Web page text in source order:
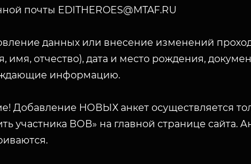
почты EDITHEROES@MTAF.RU
данных или внесение изменений
имя, отчество), дата и место рождения,
информацию.
Добавление НОВЫХ анкет осуществляется
участника ВОВ» на главной странице сайта.